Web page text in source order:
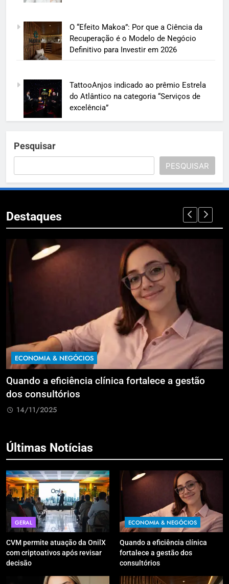
O “Efeito Makoa”: Por que a Ciência da
Recuperação é o Modelo de Negócio
Definitivo para Investir em 2026
TattooAnjos indicado ao prêmio Estrela
do Atlântico na categoria “Serviços de
excelência”
Pesquisar
PESQUISAR
Destaques
ECONOMIA & NEGÓCIOS
Quando a eficiência clínica fortalece a gestão
dos consultórios
14/11/2025
Últimas Notícias
GERAL
CVM permite atuação da OnilX
com criptoativos após revisar
decisão
ECONOMIA & NEGÓCIOS
Quando a eficiência clínica
fortalece a gestão dos
consultórios